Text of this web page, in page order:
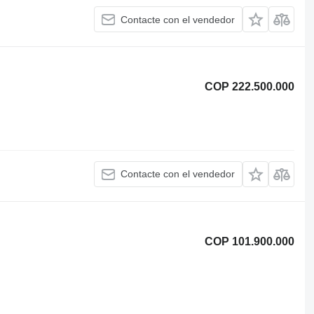
Contacte con el vendedor
COP 222.500.000
Contacte con el vendedor
COP 101.900.000